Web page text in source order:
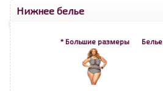
Нижнее белье
* Большие размеры